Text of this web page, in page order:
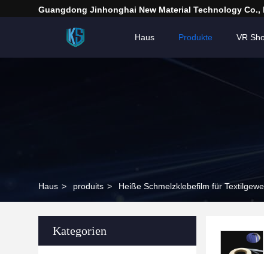
Guangdong Jinhonghai New Material Technology Co.,
Haus Produkte VR
Haus > produits > Heiße Schmelzklebefilm für
Kategorien